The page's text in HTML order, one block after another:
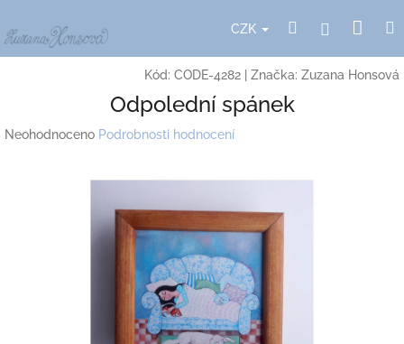
na
obsah
CZK HledatPřihlášení
Kód: CODE-4282 Značka: Zuzana Honsová
Odpolední spánek
Průměrné
Neohodnoceno Podrobnosti hodnocení